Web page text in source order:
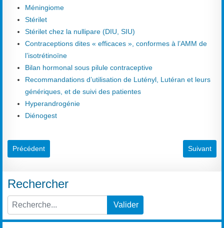
Méningiome
Stérilet
Stérilet chez la nullipare (DIU, SIU)
Contraceptions dites « efficaces », conformes à l’AMM de
l’isotrétinoïne
Bilan hormonal sous pilule contraceptive
Recommandations d’utilisation de Lutényl, Lutéran et leurs
génériques, et de suivi des patientes
Hyperandrogénie
Diénogest
Article précédent : Pilule du lendemain (contraception hormonale
Précédent Article
Suivant
Rechercher
Type 2 or more characters for results.
Valider